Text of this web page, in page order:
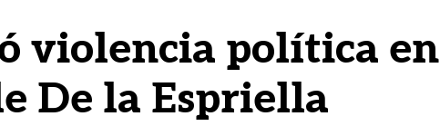
violencia política en
De la Espriella